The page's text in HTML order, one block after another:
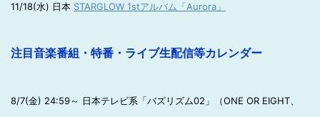
11/18(水) 日本 STARGLOW 1stアルバム「Aurora」
注目音楽番組・特番・ライブ生配信等カレンダー
8/7(金) 24:59～ 日本テレビ系「バズリズム02」（ONE OR EIGHT、